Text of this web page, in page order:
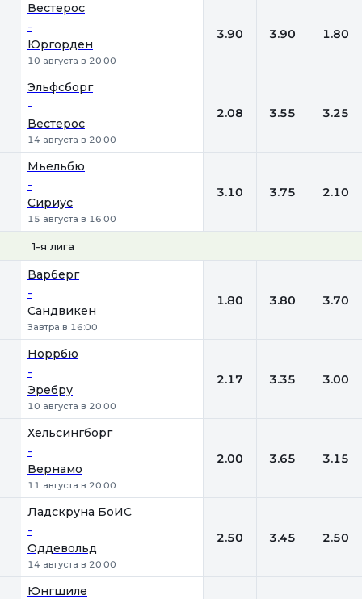
Вестерос
-
Юргорден
10 августа в 20:00
3.90 3.90 1.80
Эльфсборг
-
Вестерос
14 августа в 20:00
2.08 3.55 3.25
Мьельбю
-
Сириус
15 августа в 16:00
3.10 3.75 2.10
1-я лига
Варберг
-
Сандвикен
Завтра в 16:00
1.80 3.80 3.70
Норрбю
-
Эребру
10 августа в 20:00
2.17 3.35 3.00
Хельсингборг
-
Вернамо
11 августа в 20:00
2.00 3.65 3.15
Ладскруна БоИС
-
Оддевольд
14 августа в 20:00
2.50 3.45 2.50
Юнгшиле